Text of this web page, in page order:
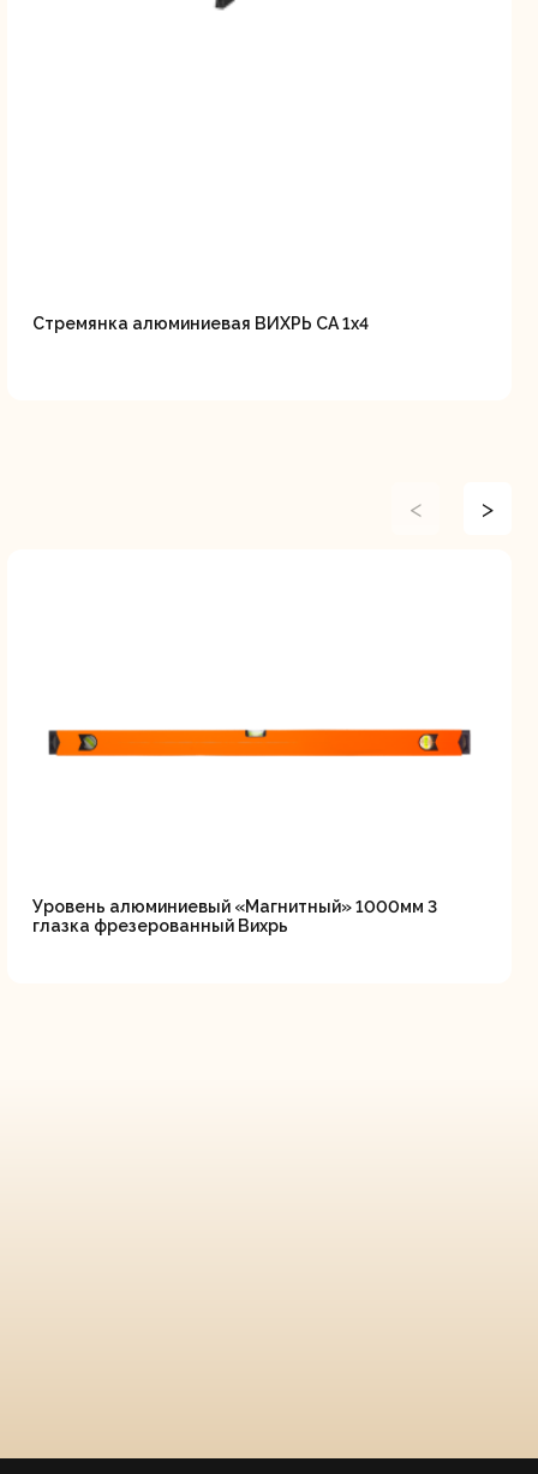
Стремянка алюминиевая ВИХРЬ СА 1х4
< >
Уровень алюминиевый «Магнитный» 1000мм 3
глазка фрезерованный Вихрь